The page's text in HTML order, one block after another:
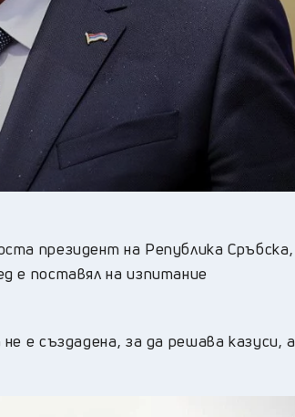
президент на Република Сръбска,
е поставял на изпитание
е създадена, за да решава казуси, а